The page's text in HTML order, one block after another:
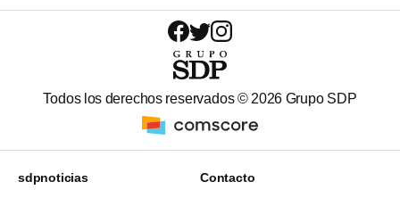
Todos los derechos reservados © 2026 Grupo SDP
sdpnoticias Contacto